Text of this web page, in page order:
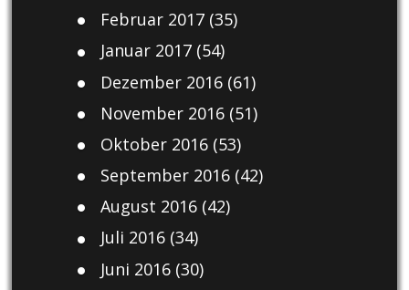
Februar 2017(35)
Januar 2017(54)
Dezember 2016(61)
November 2016(51)
Oktober 2016(53)
September 2016(42)
August 2016(42)
Juli 2016(34)
Juni 2016(30)